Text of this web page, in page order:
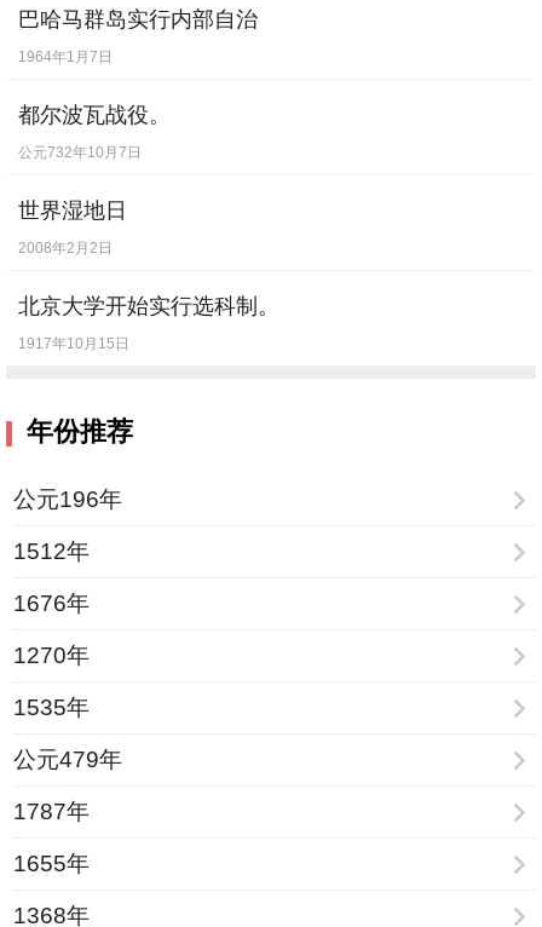
巴哈马群岛实行内部自治
1964年1月7日
都尔波瓦战役。
公元732年10月7日
世界湿地日
2008年2月2日
北京大学开始实行选科制。
1917年10月15日
年份推荐
公元196年
1512年
1676年
1270年
1535年
公元479年
1787年
1655年
1368年